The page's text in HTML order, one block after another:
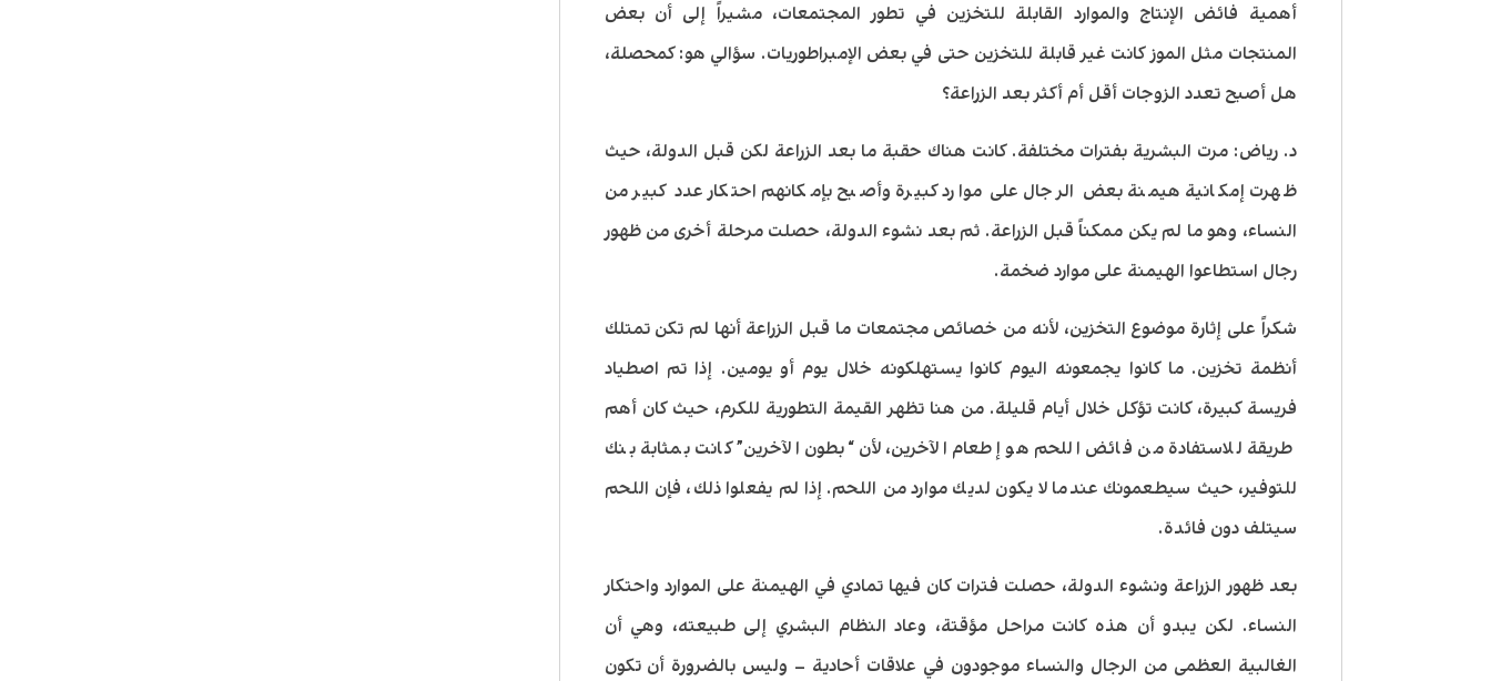
أهمية فائض الإنتاج والموارد القابلة للتخزين في تطور المجتمعات، مشيراً إلى أن بعض
المنتجات مثل الموز كانت غير قابلة للتخزين حتى في بعض الإمبراطوريات. سؤالي هو: كمحصلة،
هل أصبح تعدد الزوجات أقل أم أكثر بعد الزراعة؟
د. رياض: مرت البشرية بفترات مختلفة. كانت هناك حقبة ما بعد الزراعة لكن قبل الدولة، حيث
ظهرت إمكانية هيمنة بعض الرجال على موارد كبيرة وأصبح بإمكانهم احتكار عدد كبير من
النساء، وهو ما لم يكن ممكناً قبل الزراعة. ثم بعد نشوء الدولة، حصلت مرحلة أخرى من ظهور
رجال استطاعوا الهيمنة على موارد ضخمة.
شكراً على إثارة موضوع التخزين، لأنه من خصائص مجتمعات ما قبل الزراعة أنها لم تكن تمتلك
أنظمة تخزين. ما كانوا يجمعونه اليوم كانوا يستهلكونه خلال يوم أو يومين. إذا تم اصطياد
فريسة كبيرة، كانت تؤكل خلال أيام قليلة. من هنا تظهر القيمة التطورية للكرم، حيث كان أهم
طريقة للاستفادة من فائض اللحم هو إطعام الآخرين، لأن “بطون الآخرين” كانت بمثابة بنك
للتوفير، حيث سيطعمونك عندما لا يكون لديك موارد من اللحم. إذا لم يفعلوا ذلك، فإن اللحم
سيتلف دون فائدة.
بعد ظهور الزراعة ونشوء الدولة، حصلت فترات كان فيها تمادي في الهيمنة على الموارد واحتكار
النساء. لكن يبدو أن هذه كانت مراحل مؤقتة، وعاد النظام البشري إلى طبيعته، وهي أن
الغالبية العظمى من الرجال والنساء موجودون في علاقات أحادية – وليس بالضرورة أن تكون